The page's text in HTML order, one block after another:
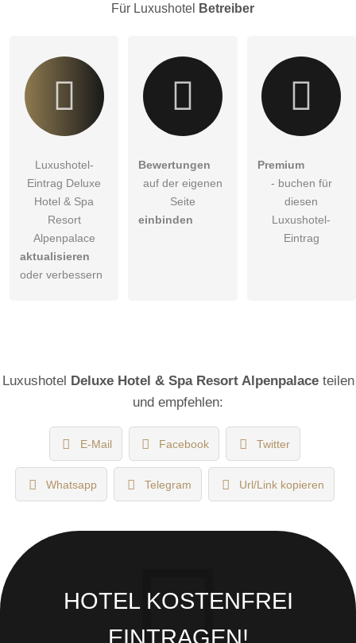
Für Luxushotel Betreiber
Luxushotel-
Eintrag Deluxe
Hotel & Spa
Resort
Alpenpalace
aktualisieren
oder verbessern
Bewertungen
auf der eigenen
Seite
einbinden
Premium
- buchen für
diesen
Luxushotel-
Eintrag
Luxushotel Deluxe Hotel & Spa Resort Alpenpalaceteilen
und empfehlen:
E-Mail Facebook Twitter
Whatsapp Telegram Url/Link kopieren
HOTEL KOSTENFREI
EINTRAGEN!